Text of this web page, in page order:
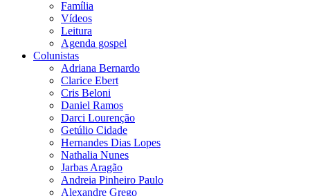
Família
Vídeos
Leitura
Agenda gospel
Colunistas
Adriana Bernardo
Clarice Ebert
Cris Beloni
Daniel Ramos
Darci Lourenção
Getúlio Cidade
Hernandes Dias Lopes
Nathalia Nunes
Jarbas Aragão
Andreia Pinheiro Paulo
Alexandre Grego